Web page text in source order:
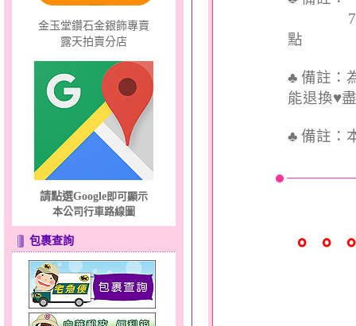
金玉堂鑽石金銀飾專賣
露天拍賣分店
請點選Google即可顯示
本公司行車路線圖
包裹查詢
7個工
點
♣ 備註：
能退換♥
♣ 備註：
。。